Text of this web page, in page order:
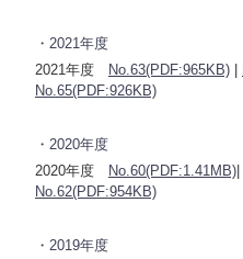
・2021年度
2021年度
No.63(PDF:965KB)
No.65(PDF:926KB)
・2020年度
2020年度
No.60(PDF:1.41MB)
No.62(PDF:954KB)
・2019年度